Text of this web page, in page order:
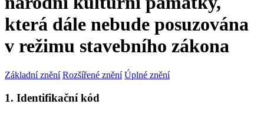
která dále nebude posuzována
v režimu stavebního zákona
Základní znění Rozšířené znění Úplné znění
1. Identifikační kód